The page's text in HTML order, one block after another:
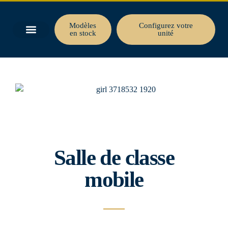
Modèles
en stock
Configurez votre
unité
Salle de classe
mobile